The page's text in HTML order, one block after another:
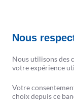
Garantie loyers
Coaching déco
Nous
Nous utilisons des
votre expérience
Votre
choix depuis ce